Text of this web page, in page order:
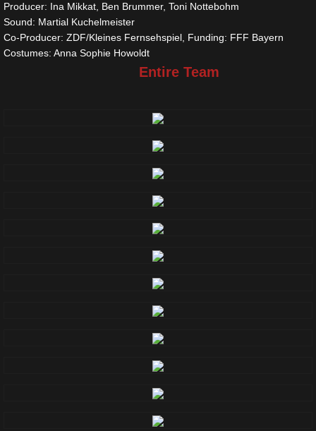
Producer: Ina Mikkat, Ben Brummer, Toni Nottebohm
Sound: Martial Kuchelmeister
Co-Producer: ZDF/Kleines Fernsehspiel, Funding: FFF Bayern
Costumes: Anna Sophie Howoldt
Entire Team